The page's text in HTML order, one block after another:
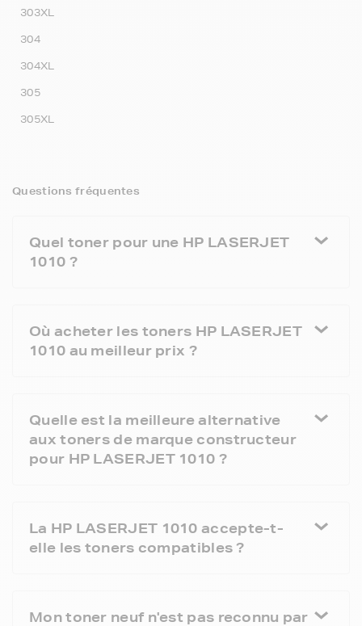
303XL
304
304XL
305
305XL
Questions fréquentes
Quel toner pour une HP LASERJET
1010 ?
Où acheter les toners HP LASERJET
1010 au meilleur prix ?
Quelle est la meilleure alternative
aux toners de marque constructeur
pour HP LASERJET 1010 ?
La HP LASERJET 1010 accepte-t-
elle les toners compatibles ?
Mon toner neuf n'est pas reconnu par